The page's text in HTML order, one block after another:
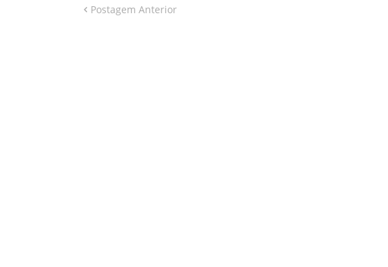
Postagem Anterior